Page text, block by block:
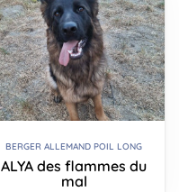
BERGER ALLEMAND POIL LONG
ALYA des flammes du
mal